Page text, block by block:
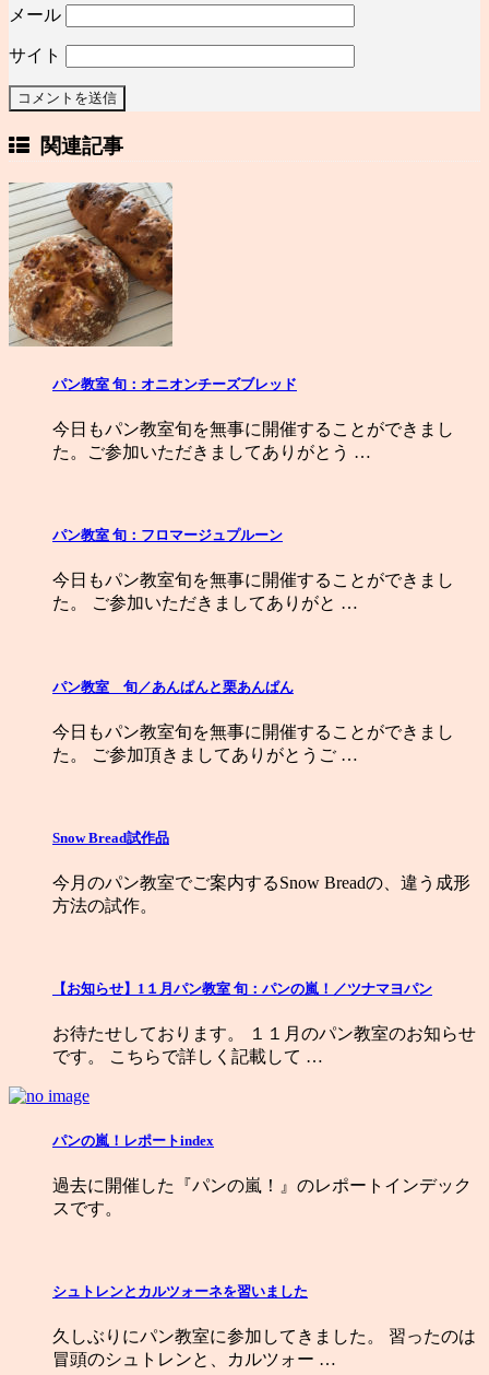
メール
サイト
関連記事
パン教室 旬：オニオンチーズブレッド
今日もパン教室旬を無事に開催することができまし
た。ご参加いただきましてありがとう …
パン教室 旬：フロマージュプルーン
今日もパン教室旬を無事に開催することができまし
た。 ご参加いただきましてありがと …
パン教室 旬／あんぱんと栗あんぱん
今日もパン教室旬を無事に開催することができまし
た。 ご参加頂きましてありがとうご …
Snow Bread試作品
今月のパン教室でご案内するSnow Breadの、違う成形
方法の試作。
【お知らせ】1１月パン教室 旬：パンの嵐！／ツナマヨパン
お待たせしております。 １１月のパン教室のお知らせ
です。 こちらで詳しく記載して …
パンの嵐！レポートindex
過去に開催した『パンの嵐！』のレポートインデック
スです。
シュトレンとカルツォーネを習いました
久しぶりにパン教室に参加してきました。 習ったのは
冒頭のシュトレンと、カルツォー …